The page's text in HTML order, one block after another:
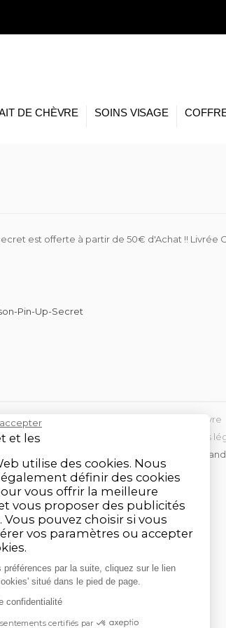
accepter
et les
utilise des cookies. Nous
définir des cookies
vous offrir la meilleure
vous proposer des publicités
pouvez choisir si vous
vos paramètres ou accepter
préférences par la suite, cliquez sur le lien
situé dans le pied de page.
confidentialité
certifiés par
DE CHÈVRE SOINS VISAGE
est offerte à partir de 50€ d'Achat !!
Pin-Up-Secret
Savon lait de chèvre
Mon Compte
Mentions